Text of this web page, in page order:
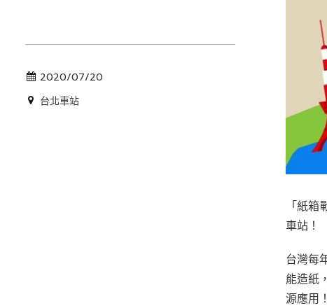
2020/07/20
台北車站
「紙
車站！
台灣每
能造紙
源應用！